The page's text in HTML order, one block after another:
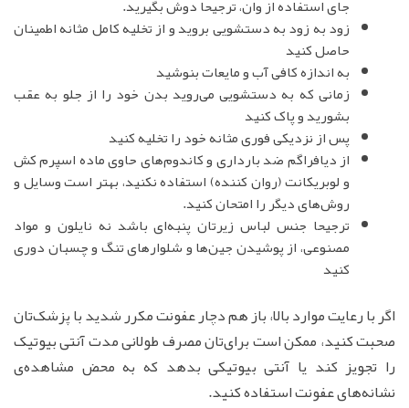
جای استفاده از وان، ترجیحا دوش بگیرید.
زود به زود به دستشویی بروید و از تخلیه کامل مثانه اطمینان
حاصل کنید
به اندازه کافی آب و مایعات بنوشید
زمانی که به دستشویی می‌روید بدن خود را از جلو به عقب
بشورید و پاک کنید
پس از نزدیکی فوری مثانه خود را تخلیه کنید
از دیافراگم ضد بارداری و کاندوم‌های حاوی ماده اسپرم کش
و لوبریکانت (روان کننده) استفاده نکنید، بهتر است وسایل و
روش‌های دیگر را امتحان کنید.
ترجیحا جنس لباس زیرتان پنبه‌ای باشد نه نایلون و مواد
مصنوعی، از پوشیدن جین‌ها و شلوارهای تنگ و چسبان دوری
کنید
اگر با رعایت موارد بالا، باز هم دچار عفونت مکرر شدید با پزشک‌تان
صحبت کنید، ممکن است برای‌تان مصرف طولانی مدت آنتی بیوتیک
را تجویز کند یا آنتی بیوتیکی بدهد که به محض مشاهده‌ی
نشانه‌های عفونت استفاده کنید.